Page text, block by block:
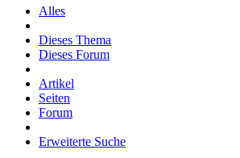
Alles
Dieses Thema
Dieses Forum
Artikel
Seiten
Forum
Erweiterte Suche